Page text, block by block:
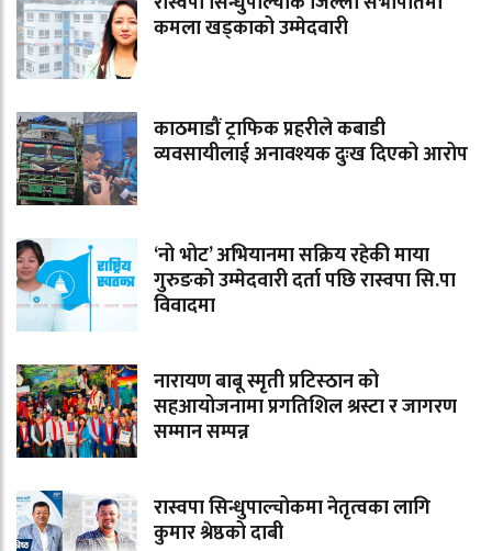
कमला खड्काको उम्मेदवारी
काठमाडौं ट्राफिक प्रहरीले कबाडी
व्यवसायीलाई अनावश्यक दुःख दिएको आरोप
‘नो भोट’ अभियानमा सक्रिय रहेकी माया
गुरुङको उम्मेदवारी दर्ता पछि रास्वपा सि.पा
विवादमा
नारायण बाबू स्मृती प्रटिस्ठान को
सहआयोजनामा प्रगतिशिल श्रस्टा र जागरण
सम्मान सम्पन्न
रास्वपा सिन्धुपाल्चोकमा नेतृत्वका लागि
कुमार श्रेष्ठको दाबी